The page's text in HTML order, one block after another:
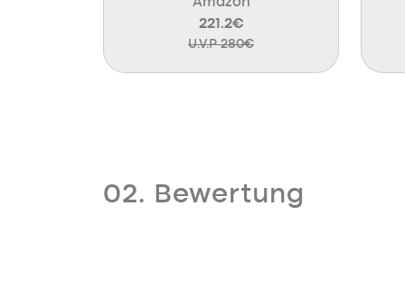
221.2€
U.V.P 280€
02. Bewertung